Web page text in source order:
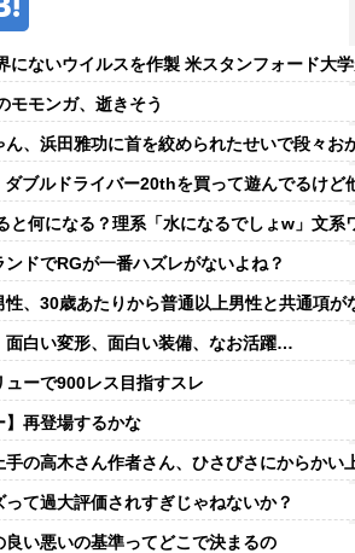
にないウイルスを作製 米スタンフォード大
モモンガ、逝きそう
ん、浜田雅功に首を絞められたせいで段々お
ブルドライバー20thを買って遊んでるけど他のメ
と何になる？理系「水になるでしょw」文系
ドでRGが一番ハズレがないよね？
、30歳あたりから普通以上男性と共通項がなくな
面白い変形、面白い装備、なお活躍…
ューで900レス目指すスレ
】再登場するかな
高木さん作者さん、ひさびさにからかい上手の高木
て過大評価されすぎじゃねないか？
良い悪いの基準ってどこで決まるの